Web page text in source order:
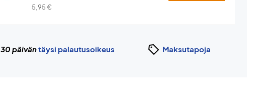
5,95€
30 päiväntäysi palautusoikeus Maksutapoja